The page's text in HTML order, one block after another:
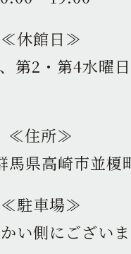
≪休館日≫
第2・第4水曜日
≪住所≫
馬県高崎市並榎
≪駐車場≫
い側にござい